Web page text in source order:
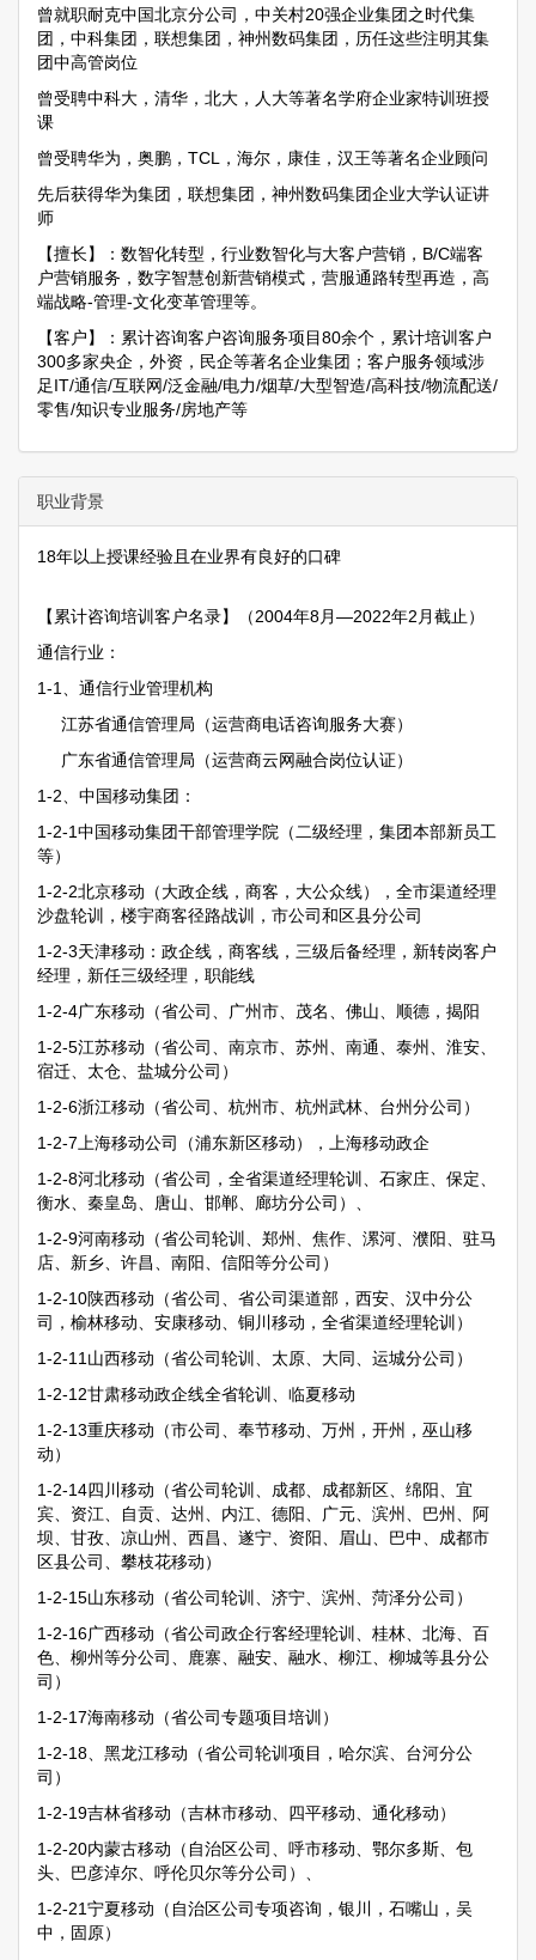
曾就职耐克中国北京分公司，中关村20强企业集团之时代集
团，中科集团，联想集团，神州数码集团，历任这些注明其集
团中高管岗位
曾受聘中科大，清华，北大，人大等著名学府企业家特训班授
课
曾受聘华为，奥鹏，TCL，海尔，康佳，汉王等著名企业顾问
先后获得华为集团，联想集团，神州数码集团企业大学认证讲
师
【擅长】：数智化转型，行业数智化与大客户营销，B/C端客
户营销服务，数字智慧创新营销模式，营服通路转型再造，高
端战略-管理-文化变革管理等。
【客户】：累计咨询客户咨询服务项目80余个，累计培训客户
300多家央企，外资，民企等著名企业集团；客户服务领域涉
足IT/通信/互联网/泛金融/电力/烟草/大型智造/高科技/物流配送/
零售/知识专业服务/房地产等
职业背景
18年以上授课经验且在业界有良好的口碑
【累计咨询培训客户名录】（2004年8月—2022年2月截止）
通信行业：
1-1、通信行业管理机构
江苏省通信管理局（运营商电话咨询服务大赛）
广东省通信管理局（运营商云网融合岗位认证）
1-2、中国移动集团：
1-2-1中国移动集团干部管理学院（二级经理，集团本部新员工
等）
1-2-2北京移动（大政企线，商客，大公众线），全市渠道经理
沙盘轮训，楼宇商客径路战训，市公司和区县分公司
1-2-3天津移动：政企线，商客线，三级后备经理，新转岗客户
经理，新任三级经理，职能线
1-2-4广东移动（省公司、广州市、茂名、佛山、顺德，揭阳
1-2-5江苏移动（省公司、南京市、苏州、南通、泰州、淮安、
宿迁、太仓、盐城分公司）
1-2-6浙江移动（省公司、杭州市、杭州武林、台州分公司）
1-2-7上海移动公司（浦东新区移动），上海移动政企
1-2-8河北移动（省公司，全省渠道经理轮训、石家庄、保定、
衡水、秦皇岛、唐山、邯郸、廊坊分公司）、
1-2-9河南移动（省公司轮训、郑州、焦作、漯河、濮阳、驻马
店、新乡、许昌、南阳、信阳等分公司）
1-2-10陕西移动（省公司、省公司渠道部，西安、汉中分公
司，榆林移动、安康移动、铜川移动，全省渠道经理轮训）
1-2-11山西移动（省公司轮训、太原、大同、运城分公司）
1-2-12甘肃移动政企线全省轮训、临夏移动
1-2-13重庆移动（市公司、奉节移动、万州，开州，巫山移
动）
1-2-14四川移动（省公司轮训、成都、成都新区、绵阳、宜
宾、资江、自贡、达州、内江、德阳、广元、滨州、巴州、阿
坝、甘孜、凉山州、西昌、遂宁、资阳、眉山、巴中、成都市
区县公司、攀枝花移动）
1-2-15山东移动（省公司轮训、济宁、滨州、菏泽分公司）
1-2-16广西移动（省公司政企行客经理轮训、桂林、北海、百
色、柳州等分公司、鹿寨、融安、融水、柳江、柳城等县分公
司）
1-2-17海南移动（省公司专题项目培训）
1-2-18、黑龙江移动（省公司轮训项目，哈尔滨、台河分公
司）
1-2-19吉林省移动（吉林市移动、四平移动、通化移动）
1-2-20内蒙古移动（自治区公司、呼市移动、鄂尔多斯、包
头、巴彦淖尔、呼伦贝尔等分公司）、
1-2-21宁夏移动（自治区公司专项咨询，银川，石嘴山，吴
中，固原）